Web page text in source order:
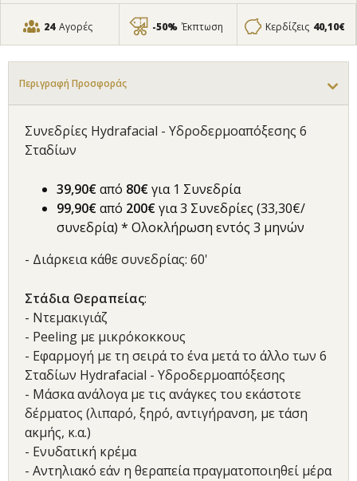
24 Αγορές -50% Έκπτωση Κερδίζεις 40,10€
Περιγραφή Προσφοράς
Συνεδρίες Hydrafacial - Υδροδερμοαπόξεσης 6
Σταδίων
39,90€από 80€για 1 Συνεδρία
99,90€από 200€για 3 Συνεδρίες (33,30€/
συνεδρία) * Ολοκλήρωση εντός 3 μηνών
- Διάρκεια κάθε συνεδρίας: 60'
Στάδια Θεραπείας:
- Ντεμακιγιάζ
- Peeling με μικρόκοκκους
- Εφαρμογή με τη σειρά το ένα μετά το άλλο των 6
Σταδίων Hydrafacial - Υδροδερμοαπόξεσης
- Μάσκα ανάλογα με τις ανάγκες του εκάστοτε
δέρματος (λιπαρό, ξηρό, αντιγήρανση, με τάση
ακμής, κ.α.)
- Ενυδατική κρέμα
- Αντηλιακό εάν η θεραπεία πραγματοποιηθεί μέρα